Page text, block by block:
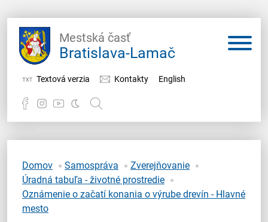
Mestská časť
Bratislava-Lamač
Textová verzia Kontakty English
Samospráva
Miestny úrad
O Lamači
Domov Samospráva
Zverejňovanie
Úradná tabuľa - životné prostredie
Oznámenie o začatí konania o výrube drevín - Hlavné
mesto